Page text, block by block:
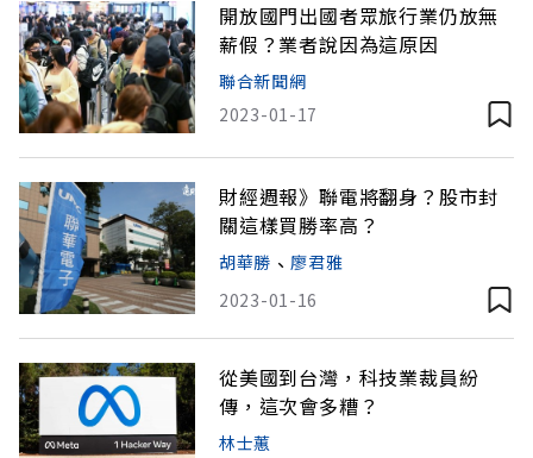
開放國門出國者眾旅行業仍放無
薪假？業者說因為這原因
聯合新聞網
2023-01-17
財經週報》聯電將翻身？股市封
關這樣買勝率高？
胡華勝 、廖君雅
2023-01-16
從美國到台灣，科技業裁員紛
傳，這次會多糟？
林士蕙